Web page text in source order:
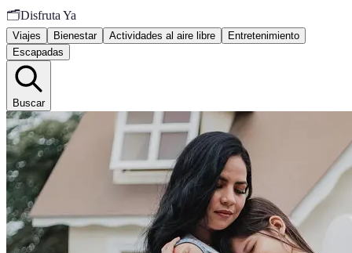
🗂️Disfruta Ya
Viajes Bienestar Actividades al aire libre
Entretenimiento
Escapadas
Buscar